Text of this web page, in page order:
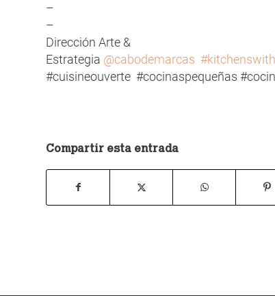
–
–
Dirección Arte &
Estrategia @cabodemarcas
#cuisineouverte #cocinaspequeñas
Compartir esta entrada